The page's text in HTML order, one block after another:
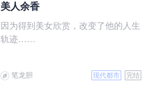
美人余香
因为得到美女欣赏，改变了他的人生
轨迹……
笔龙胆 现代都市 完结